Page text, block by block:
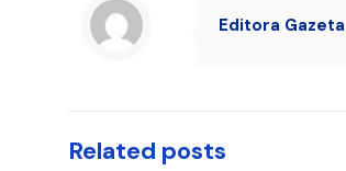
Editora Gazeta
Related posts